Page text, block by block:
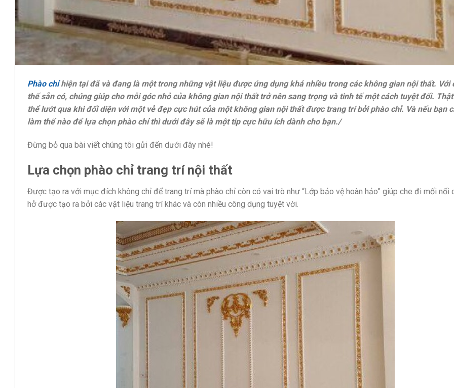
Phào chỉhiện tại đã và đang là một trong những vật liệu được ứng dụng khá nhiều trong các không gian nội thất. Với
thế sẵn có, chúng giúp cho mỗi góc nhỏ của không gian nội thất trở nên sang trọng và tinh tế một cách tuyệt đối.
thể lướt qua khi đối diện với một vẻ đẹp cực hút của một không gian nội thất được trang trí bởi phào chỉ. Và nếu bạn
làm thế nào để lựa chọn phào chỉ thì dưới đây sẽ là một tip cực hữu ích dành cho bạn./
Đừng bỏ qua bài viết chúng tôi gửi đến dưới đây nhé!
Lựa chọn phào chỉ trang trí nội thất
Được tạo ra với mục đích không chỉ để trang trí mà phào chỉ còn có vai trò như “Lớp bảo vệ hoàn hảo” giúp che đi mối nối
hở được tạo ra bởi các vật liệu trang trí khác và còn nhiều công dụng tuyệt vời.